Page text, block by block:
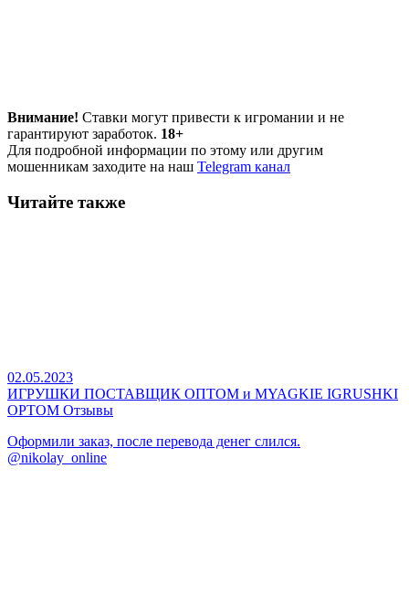
Внимание! Ставки могут привести к игромании и не
гарантируют заработок. 18+
Для подробной информации по этому или другим
мошенникам заходите на наш Telegram канал
Читайте также
02.05.2023
ИГРУШКИ ПОСТАВЩИК ОПТОМ и MYAGKIE IGRUSHKI
OPTOM Отзывы
Оформили заказ, после перевода денег слился.
@nikolay_online